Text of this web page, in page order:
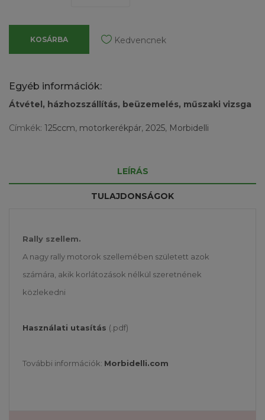
KOSÁRBA Kedvencnek
Egyéb információk:
Átvétel, házhozszállítás, beüzemelés, műszaki vizsga
Címkék: 125ccm, motorkerékpár, 2025, Morbidelli
LEÍRÁS
TULAJDONSÁGOK
Rally szellem.
A nagy rally motorok szellemében született azok
számára, akik korlátozások nélkül szeretnének
közlekedni
Használati utasítás (.pdf)
További információk: Morbidelli.com